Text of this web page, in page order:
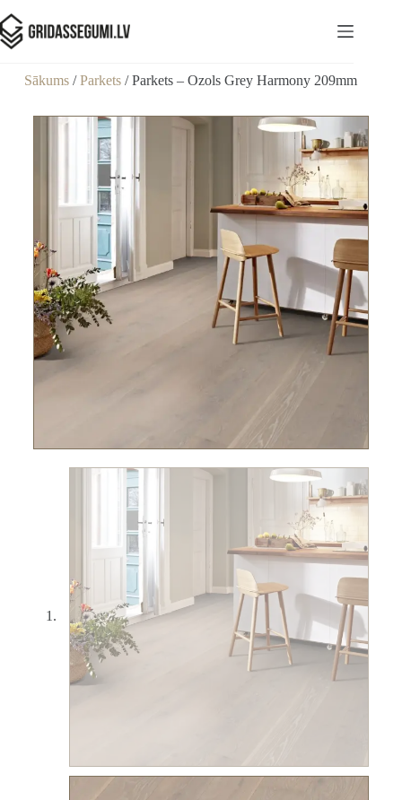
Sākums/Parkets/ Parkets – Ozols Grey Harmony 209mm